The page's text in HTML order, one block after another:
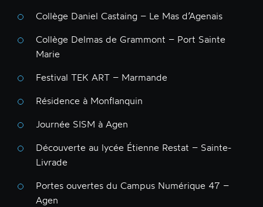
Collège Daniel Castaing – Le Mas d’Agenais
Collège Delmas de Grammont – Port Sainte
Marie
Festival TEK ART – Marmande
Résidence à Monflanquin
Journée SISM à Agen
Découverte au lycée Étienne Restat – Sainte-
Livrade
Portes ouvertes du Campus Numérique 47 –
Agen